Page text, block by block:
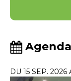
DU 15 SEP. 2026